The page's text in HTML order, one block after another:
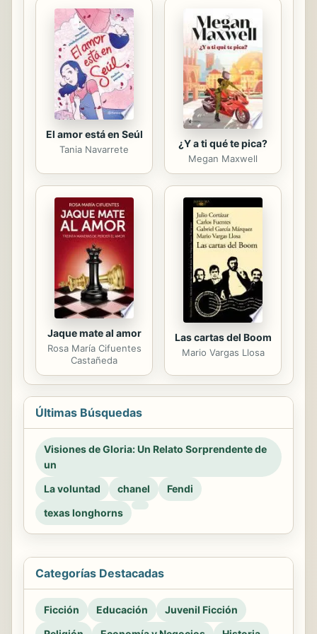
En un extraño giro del destino,
durante su estancia en Hollywood
asisten a una fiesta de los famosos
Estudios Kaufmann con
insospechados resultados. Al
regresar a Nueva York, Patricia Van
der Veen reaparece en sus vidas ...
El amor está en Seúl
Tania Navarrete ¿Y a ti qué te pica?
Megan Maxwell
Jaque mate al amor
Rosa María Cifuentes
Castañeda
Las cartas del Boom
Mario Vargas Llosa
Últimas Búsquedas
Visiones de Gloria: Un Relato Sorprendente de
un
La voluntad
chanel
Fendi
texas longhorns
Categorías Destacadas
Ficción Educación
Juvenil Ficción